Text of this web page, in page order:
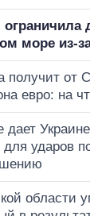
ограничила
море из-
получит от
евро: на
дает
для ударов
области